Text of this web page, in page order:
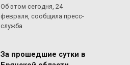
Об этом сегодня, 24
февраля, сообщила пресс-
служба
За прошедшие сутки в